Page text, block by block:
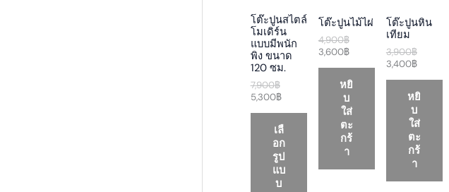
D
โต๊ะปูนสไตล์
โมเดิร์น
แบบมีพนัก
พิง ขนาด
120 ซม.
7,900฿
l
p
r
i
c
e
w
s
:
7
,
9
0
5,300฿
p
r
i
c
e
s
5
,
3
0
0
฿
เลื
อก
รูป
แบ
บ
D
C
โต๊ะปูนไม้ไผ่
4,900฿
l
p
r
e
w
a
s
:
4
,
9
3,600฿
p
r
i
i
s
:
3
,
6
0
0
หยิ
บ
ใส่
ตะ
กร้
า
โต๊ะปูนหิน
เทียม
3,900฿
l
r
i
w
a
s
:
3
,
9
0
3,400฿
p
i
c
s
:
3
,
4
0
0
฿
หยิ
บ
ใส่
ตะ
กร้
า